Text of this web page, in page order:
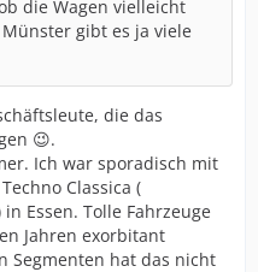
die Wagen vielleicht
gibt es ja viele
die das
😉.
Ich war sporadisch mit
Classica (
in Essen. Tolle Fahrzeuge
Jahren exorbitant
Segmenten hat das nicht